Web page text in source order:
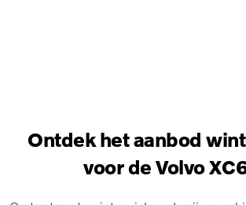
Ontdek het aanbod
voor de Volvo